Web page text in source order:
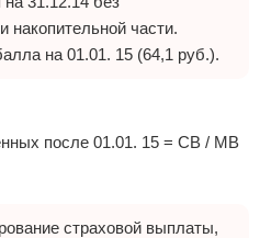
части.
на 01.01. 15 (64,1 руб.).
после 01.01. 15 = СВ / МВ
страховой выплаты,